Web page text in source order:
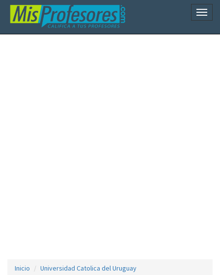
Inicio Universidad Catolica del Uruguay